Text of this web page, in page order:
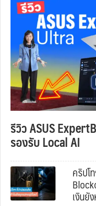
รีวิว ASUS
รองรับ Local AI
คริปโ
เงินยั